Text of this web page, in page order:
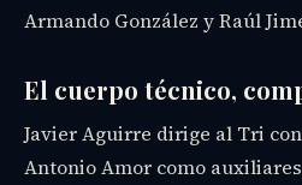
Armando González y Raúl
El cuerpo técnico,
Javier Aguirre dirige al Tri
Antonio Amor como